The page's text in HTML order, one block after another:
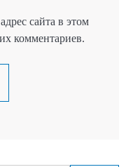
сайта в этом
комментариев.